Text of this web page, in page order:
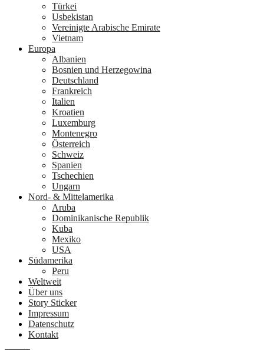
Türkei
Usbekistan
Vereinigte Arabische Emirate
Vietnam
Europa
Albanien
Bosnien und Herzegowina
Deutschland
Frankreich
Italien
Kroatien
Luxemburg
Montenegro
Österreich
Schweiz
Spanien
Tschechien
Ungarn
Nord- & Mittelamerika
Aruba
Dominikanische Republik
Kuba
Mexiko
USA
Südamerika
Peru
Weltweit
Über uns
Story Sticker
Impressum
Datenschutz
Kontakt